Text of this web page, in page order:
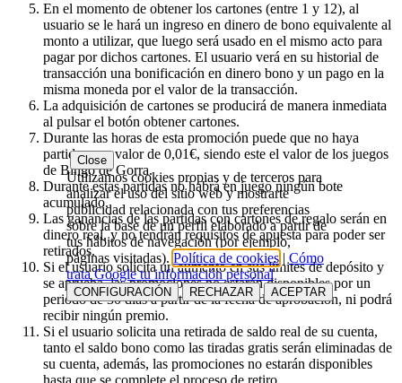
En el momento de obtener los cartones (entre 1 y 12), al
usuario se le hará un ingreso en dinero de bono equivalente al
monto a utilizar, que luego será usado en el mismo acto para
pagar por dichos cartones. El usuario verá en su historial de
transacción una bonificación en dinero bono y un pago en la
misma moneda por el valor de la transacción.
La adquisición de cartones se producirá de manera inmediata
al pulsar el botón obtener cartones.
Durante las horas de esta promoción puede que no haya
partidas con valor de 0,01€, siendo este el valor de los juegos
de Bingo de Gorra.
Durante estas partidas no habrá en juego ningún bote
acumulado.
Las ganancias de las partidas con cartones de regalo serán en
dinero real, y no tendrán requisitos de apuesta para poder ser
retirados.
Si el usuario solicita un aumento en sus límites de depósito y
se aprueba, las promociones no estarán disponibles por un
periodo de 30 días a partir de la fecha de aprobación, ni podrá
recibir ningún premio.
Si el usuario solicita una retirada de saldo real de su cuenta,
tanto el saldo bono como las tiradas gratis serán eliminadas de
su cuenta, además, las promociones no estarán disponibles
Close
Utilizamos cookies propias y de terceros para
analizar el uso del sitio web y mostrarte
publicidad relacionada con tus preferencias
sobre la base de un perfil elaborado a partir de
tus hábitos de navegación (por ejemplo,
páginas visitadas). Política de cookies | Cómo
trata Google tu información personal
CONFIGURACIÓN RECHAZAR ACEPTAR